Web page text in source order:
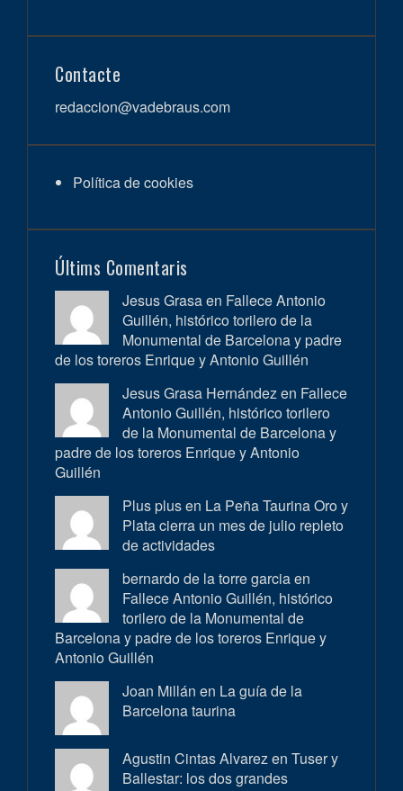
Contacte
redaccion@vadebraus.com
Política de cookies
Últims Comentaris
Jesus Grasa en Fallece Antonio
Guillén, histórico torilero de la
Monumental de Barcelona y padre
de los toreros Enrique y Antonio Guillén
Jesus Grasa Hernández en Fallece
Antonio Guillén, histórico torilero
de la Monumental de Barcelona y
padre de los toreros Enrique y Antonio
Guillén
Plus plus en La Peña Taurina Oro y
Plata cierra un mes de julio repleto
de actividades
bernardo de la torre garcia en
Fallece Antonio Guillén, histórico
torilero de la Monumental de
Barcelona y padre de los toreros Enrique y
Antonio Guillén
Joan Millán en La guía de la
Barcelona taurina
Agustin Cintas Alvarez en Tuser y
Ballestar: los dos grandes